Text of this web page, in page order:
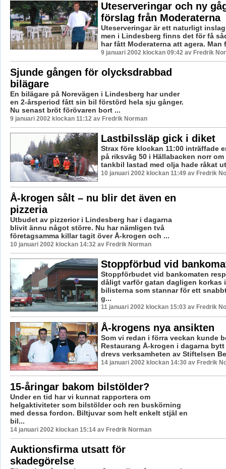
Uteserveringar och ny
förslag från Moderaterna
Uteserveringar är ett naturligt
men i Lindesberg finns det för få
har fått Moderaterna att agera. Man
9 januari 2002 klockan 09:42 av Fredrik
Sjunde gången för olycksdrabbad
bilägare
En bilägare på Norevägen i Lindesberg har under
en 2-årsperiod fått sin bil förstörd hela sju gånger.
Nu senast bröt förövaren bort ...
9 januari 2002 klockan 11:12 av Fredrik Norman
Lastbilssläp gick i diket
Strax före klockan 11:00 inträffade
på riksväg 50 i Hällabacken norr
tankbil lastad med olja hade råkat
10 januari 2002 klockan 11:49 av Fredrik
Å-krogen sålt – nu blir det även en
pizzeria
Utbudet av pizzerior i Lindesberg har i dagarna
blivit ännu något större. Nu har nämligen två
företagsamma killar tagit över Å-krogen och ...
10 januari 2002 klockan 14:32 av Fredrik Norman
Stoppförbud vid
Stoppförbudet vid bankomaten
dåligt varför gatan dagligen korkas
bilisterna som stannar för ett
g...
11 januari 2002 klockan 15:03 av Fredrik
Å-krogens nya ansikten
Som vi redan i förra veckan kunde
Restaurang Å-krogen i dagarna
drevs verksamheten av Stiftelsen
14 januari 2002 klockan 14:30 av Fredrik
15-åringar bakom bilstölder?
Under en tid har vi kunnat rapportera om
helgaktiviteter som bilstölder och ren buskörning
med dessa fordon. Biltjuvar som helt enkelt stjäl en
bil...
14 januari 2002 klockan 15:14 av Fredrik Norman
Auktionsfirma utsatt för
skadegörelse